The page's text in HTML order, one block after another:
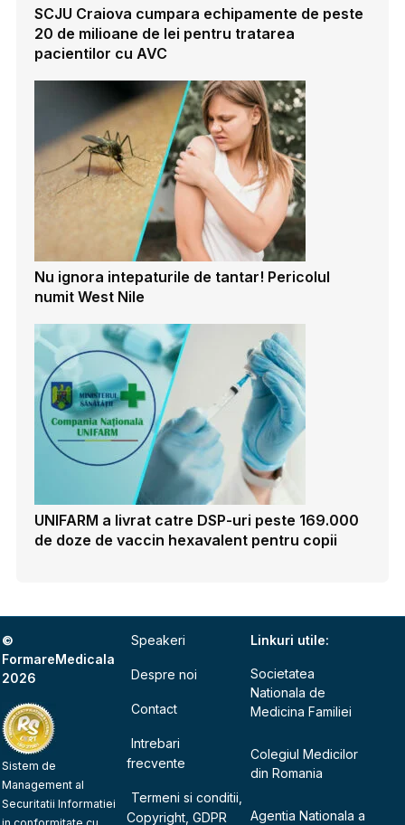
SCJU Craiova cumpara echipamente de peste
20 de milioane de lei pentru tratarea
pacientilor cu AVC
Nu ignora intepaturile de tantar! Pericolul
numit West Nile
UNIFARM a livrat catre DSP-uri peste 169.000
de doze de vaccin hexavalent pentru copii
©
FormareMedicala
2026
Sistem de
Management al
Securitatii Informatiei
Speakeri
Despre noi
Contact
Intrebari
frecvente
Termeni si conditii,
Copyright, GDPR
Linkuri utile:
Societatea
Nationala de
Medicina Familiei
Colegiul Medicilor
din Romania
Agentia Nationala a